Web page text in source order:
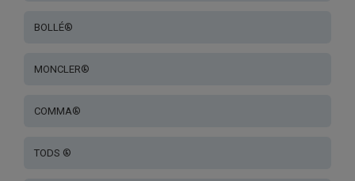
BOLLÉ®
MONCLER®
COMMA®
TODS ®